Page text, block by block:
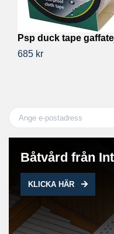
Båtvård från
KLICKA HÄR
Psp duck tape
685 kr